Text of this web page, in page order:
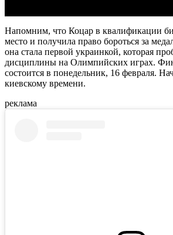
Напомним, что Коцар в квалификации
место и получила право бороться за
она стала первой украинкой, которая
дисциплины на Олимпийских играх.
состоится в понедельник, 16 февраля.
киевскому времени.
реклама